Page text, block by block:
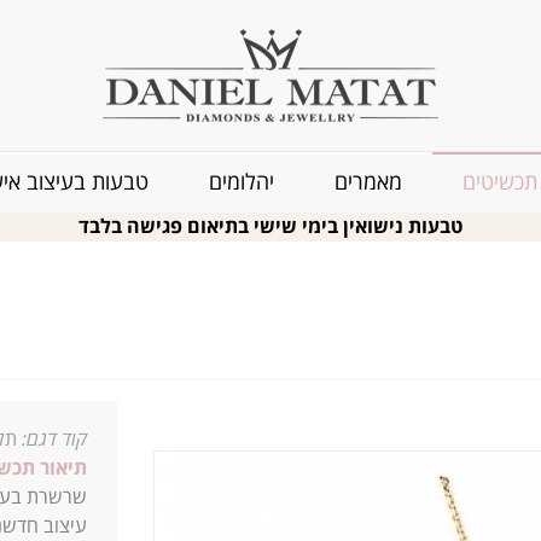
תכשיטים מאמרים יהלומים טבעות בעיצוב
טבעות נישואין בימי שישי בתיאום פגישה בלבד
קוד דגם:
תיאור
שרשרת
עיצוב